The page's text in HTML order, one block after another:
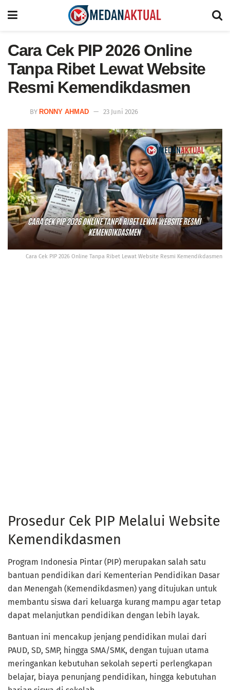
Cara Cek PIP 2026 Online
Tanpa Ribet Lewat Website
Resmi Kemendikdasmen
BY RONNY AHMAD 23 Juni 2026
Cara Cek PIP 2026 Online Tanpa Ribet Lewat Website Resmi Kemendikdasmen
Prosedur Cek PIP Melalui Website
Kemendikdasmen
Program Indonesia Pintar (PIP) merupakan salah satu
bantuan pendidikan dari Kementerian Pendidikan Dasar
dan Menengah (Kemendikdasmen) yang ditujukan untuk
membantu siswa dari keluarga kurang mampu agar tetap
dapat melanjutkan pendidikan dengan lebih layak.
Bantuan ini mencakup jenjang pendidikan mulai dari
PAUD, SD, SMP, hingga SMA/SMK, dengan tujuan utama
meringankan kebutuhan sekolah seperti perlengkapan
belajar, biaya penunjang pendidikan, hingga kebutuhan